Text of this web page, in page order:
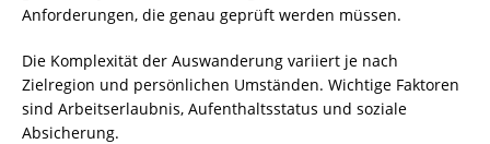
Anforderungen, die genau geprüft werden müssen.
Die Komplexität der Auswanderung variiert je nach
Zielregion und persönlichen Umständen. Wichtige Faktoren
sind Arbeitserlaubnis, Aufenthaltsstatus und soziale
Absicherung.